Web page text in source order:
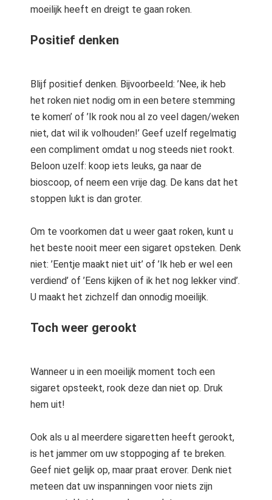
moeilijk heeft en dreigt te gaan roken.
Positief denken
Blijf positief denken. Bijvoorbeeld: ’Nee, ik heb
het roken niet nodig om in een betere stemming
te komen’ of ’Ik rook nou al zo veel dagen/weken
niet, dat wil ik volhouden!’ Geef uzelf regelmatig
een compliment omdat u nog steeds niet rookt.
Beloon uzelf: koop iets leuks, ga naar de
bioscoop, of neem een vrije dag. De kans dat het
stoppen lukt is dan groter.
Om te voorkomen dat u weer gaat roken, kunt u
het beste nooit meer een sigaret opsteken. Denk
niet: ’Eentje maakt niet uit’ of ’Ik heb er wel een
verdiend’ of ’Eens kijken of ik het nog lekker vind’.
U maakt het zichzelf dan onnodig moeilijk.
Toch weer gerookt
Wanneer u in een moeilijk moment toch een
sigaret opsteekt, rook deze dan niet op. Druk
hem uit!
Ook als u al meerdere sigaretten heeft gerookt,
is het jammer om uw stoppoging af te breken.
Geef niet gelijk op, maar praat erover. Denk niet
meteen dat uw inspanningen voor niets zijn